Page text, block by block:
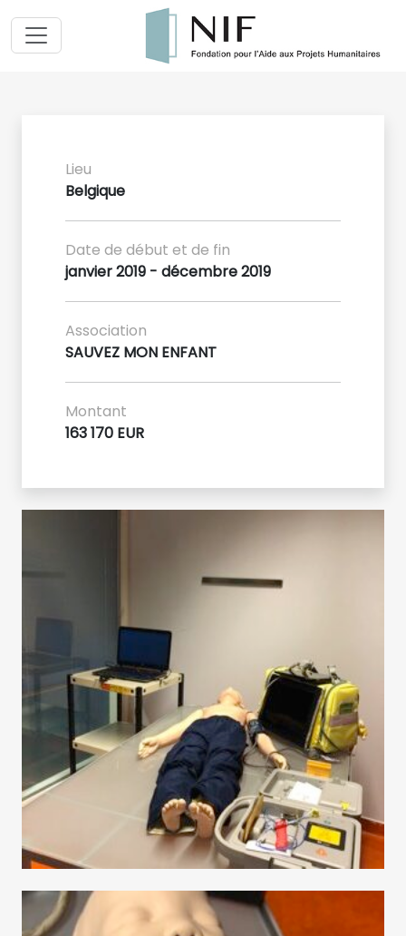
Lieu
Belgique
Date de début et de fin
janvier 2019 - décembre 2019
Association
SAUVEZ MON ENFANT
Montant
163 170 EUR